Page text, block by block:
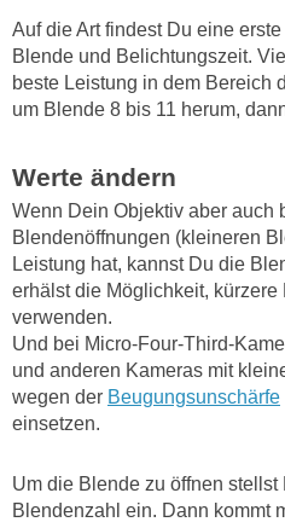
Auf die Art findest Du eine
Blende und Belichtungszeit.
beste Leistung in dem Bereich
um Blende 8 bis 11 herum,
Werte ändern
Wenn Dein Objektiv aber auch
Blendenöffnungen (kleineren
Leistung hat, kannst Du die
erhälst die Möglichkeit,
verwenden.
Und bei Micro-Four-Third-
und anderen Kameras mit
wegen der Beugungsunschärfe
einsetzen.
Um die Blende zu öffnen
Blendenzahl ein. Dann kommt